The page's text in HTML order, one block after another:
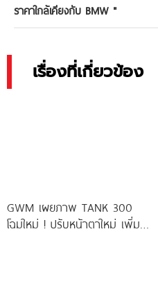
ราคาใกล้เคียงกับ BMW "
เรื่องที่เกี่ยวข้อง
GWM เผยภาพ TANK 300
โฉมใหม่ ! ปรับหน้าตาใหม่ เพิ่ม